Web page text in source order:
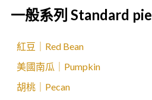
一般系列 Standard pie
紅豆｜Red Bean
美國南瓜｜Pumpkin
胡桃｜Pecan